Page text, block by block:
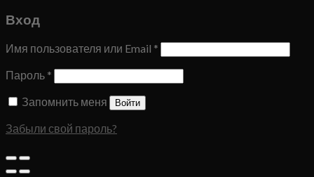
Вход
Имя пользователя или Email *
Пароль *
Запомнить меня
Войти
Забыли свой пароль?